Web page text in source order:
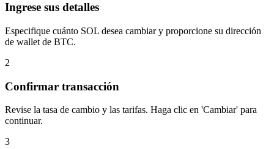
Ingrese sus detalles
Especifique cuánto SOL desea cambiar y proporcione su dirección
de wallet de BTC.
2
Confirmar transacción
Revise la tasa de cambio y las tarifas. Haga clic en 'Cambiar' para
continuar.
3